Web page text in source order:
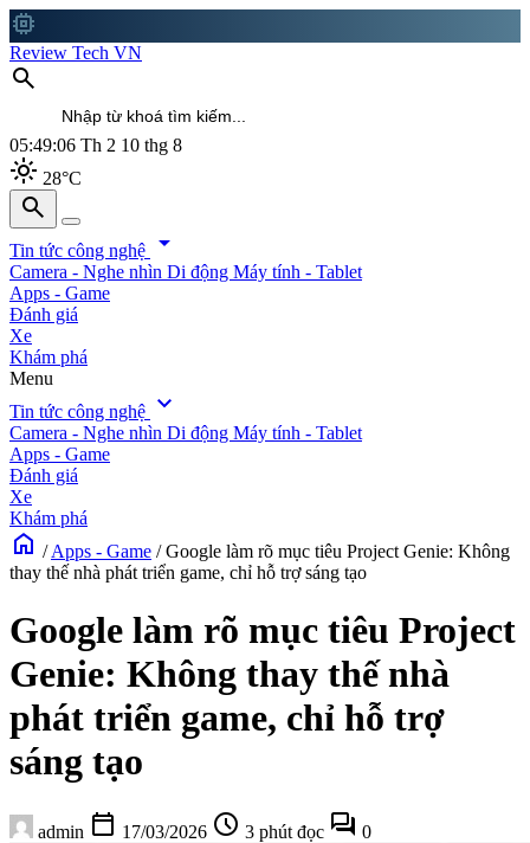
memory
Review Tech VN
search
05:49:08 Th 2 10 thg 8
light_mode 28°C
search
search
Tin tức công nghệ arrow_drop_down
Camera - Nghe nhìn Di động Máy tính - Tablet
Apps - Game
Đánh giá
Xe
Khám phá
Menu
Tin tức công nghệ expand_more
Camera - Nghe nhìn Di động Máy tính - Tablet
Apps - Game
Đánh giá
Xe
Khám phá
home / Apps - Game / Google làm rõ mục tiêu Project Genie: Không
thay thế nhà phát triển game, chỉ hỗ trợ sáng tạo
Google làm rõ mục tiêu Project
Genie: Không thay thế nhà
phát triển game, chỉ hỗ trợ
sáng tạo
admin calendar_today 17/03/2026 schedule 3 phút đọc forum 0